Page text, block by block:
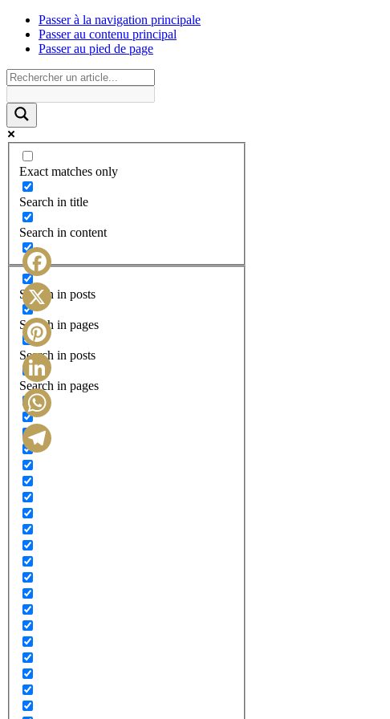
Passer à la navigation principale
Passer au contenu principal
Passer au pied de page
Exact matches only
Search in title
Search in content
Search in posts
Search in pages
Search in posts
Search in pages
Facebook
X
Pinterest
LinkedIn
WhatsApp
Telegram